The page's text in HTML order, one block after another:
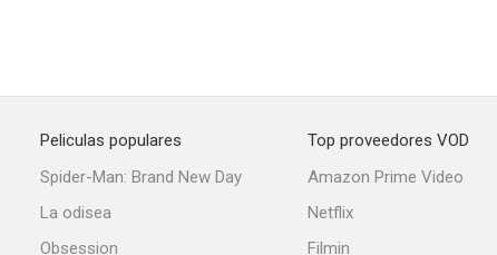
Peliculas populares
Spider-Man: Brand New Day
La odisea
Obsession
Top proveedores VOD
Amazon Prime Video
Netflix
Filmin